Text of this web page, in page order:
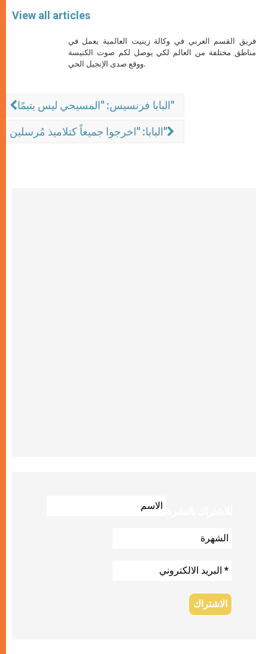
View all articles
فريق القسم العربي في وكالة زينيت العالمية يعمل في
مناطق مختلفة من العالم لكي يوصل لكم صوت الكنيسة
ووقع صدى الإنجيل الحي.
البابا فرنسيس: "المسيحي ليس يتيمًا"
البابا: "اخرجوا جميعاً كتلاميذ مُرسلين"